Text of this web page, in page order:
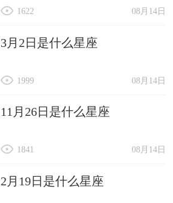
08月14日
1622
3月2日是什么星座
08月14日
1999
11月26日是什么星座
08月14日
1841
2月19日是什么星座